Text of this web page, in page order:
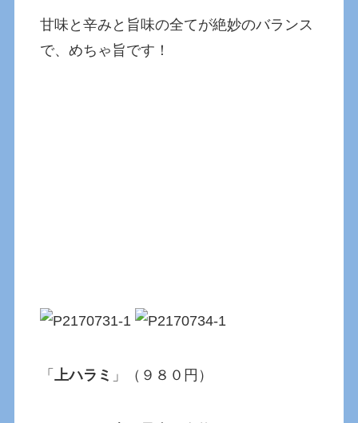
甘味と辛みと旨味の全てが絶妙のバランス
で、めちゃ旨です！
「上ハラミ 」（９８０円）